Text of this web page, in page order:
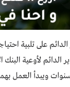
على تلبية
الدائم لأوعية
ويبدأ العمل